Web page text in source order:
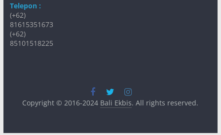
Telepon :
(+62)
81615351673
(+62)
85101518225
Copyright © 2016-2024 Bali Ekbis. All rights reserved.